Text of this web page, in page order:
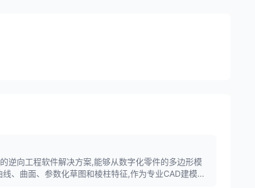
逆向工程软件解决方案,能够从数字化零件的多边形模
、曲面、参数化草图和棱柱特征,作为专业CAD建模解